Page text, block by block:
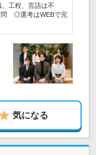
工程、言語は不
問 ◎選考はWEBで完
気になる